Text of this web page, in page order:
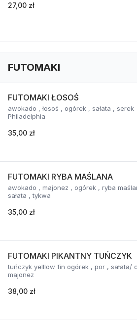
27,00 zł
FUTOMAKI
FUTOMAKI ŁOSOŚ
awokado , łosoś , ogórek , sałata , serek
Philadelphia
35,00 zł
FUTOMAKI RYBA MAŚLANA
awokado , majonez , ogórek , ryba maślana ,
sałata , tykwa
35,00 zł
FUTOMAKI PIKANTNY TUŃCZYK
tuńczyk yelllow fin ogórek , por , sałata/
majonez
38,00 zł